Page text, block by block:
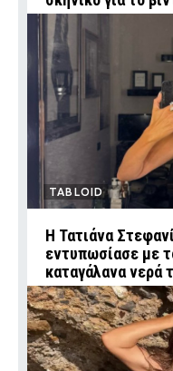
TABLOID
Η Τατιάνα
εντυπωσίασε με
καταγάλανα νερά